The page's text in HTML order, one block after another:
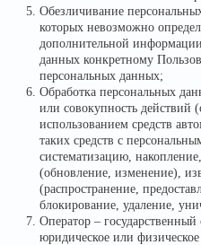
Обезличивание
которых невозможно
дополнительной
данных конкретному
персональных данных;
Обработка персональных
или совокупность действий
использованием средств
таких средств с
систематизацию,
(обновление, изменение),
(распространение,
блокирование, удаление,
Оператор –
юридическое или